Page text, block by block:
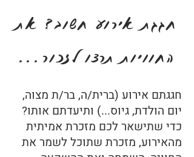
חגגת אירוע חשוב? את
החוויות תרצו לזכור...
חגגתם אירוע (ברית/ה, בר/ת מצוה,
יום הולדת, גיוס...) ותיעדתם אותו?
כדי שתישאר לכם מזכרת אמיתית
מהאירוע, מזכרת שתוכל לשמר את